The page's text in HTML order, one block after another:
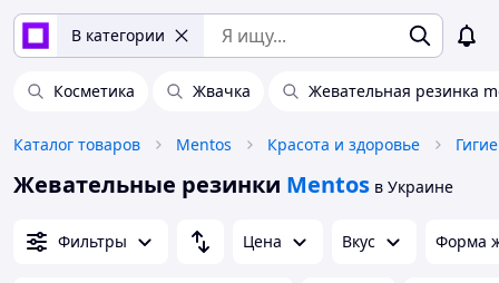
В категории
Косметика Жвачка Жевательная резинка
Каталог товаров Mentos Красота и здоровье
Жевательные резинки Mentos в Украине
Фильтры Цена Вкус Форма